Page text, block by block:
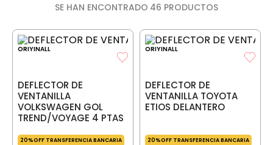
5. hilux
46 PRODUCTOS
ORIYINALL
DEFLECTOR DE
VENTANILLA
VOLKSWAGEN GOL
TREND/VOYAGE 4 PTAS
20%OFF TRANSFERENCIA BANCARIA
ORIYINALL
DEFLECTOR DE
VENTANILLA TOYOTA
ETIOS DELANTERO
20%OFF TRANSFERENCIA BANCARIA